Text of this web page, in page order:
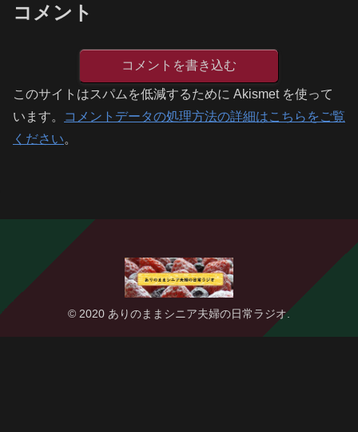
コメント
コメントを書き込む
このサイトはスパムを低減するために Akismet を使って
います。
コメントデータの処理方法の詳細はこちらをご覧
ください。
© 2020 ありのままシニア夫婦の日常ラジオ.